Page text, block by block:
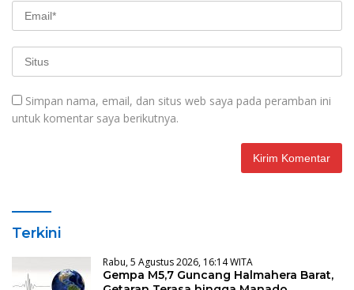
Simpan nama, email, dan situs web saya pada peramban ini
untuk komentar saya berikutnya.
Terkini
Rabu, 5 Agustus 2026, 16:14 WITA
Gempa M5,7 Guncang Halmahera Barat,